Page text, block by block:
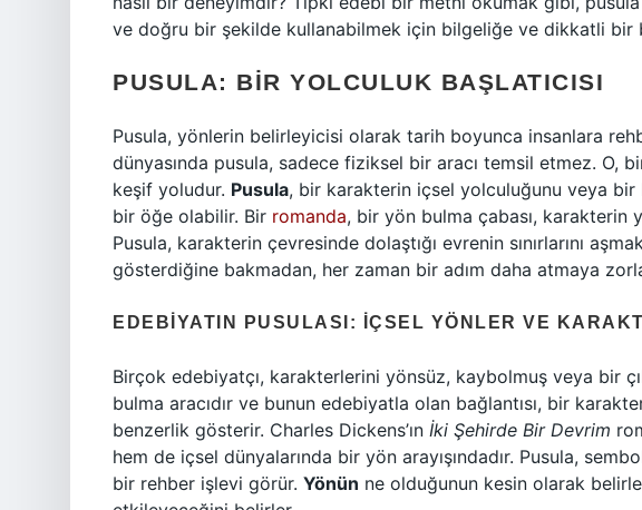
ve doğru bir şekilde kullanabilmek için bilgeliğe ve dikkatli bir
PUSULA: BIR YOLCULUK BAŞLATICISI
Pusula, yönlerin belirleyicisi olarak tarih boyunca insanlara
dünyasında pusula, sadece fiziksel bir aracı temsil etmez. O,
keşif yoludur. Pusula, bir karakterin içsel yolculuğunu veya bir
bir öğe olabilir. Bir romanda, bir yön bulma çabası, karakterin
Pusula, karakterin çevresinde dolaştığı evrenin sınırlarını
gösterdiğine bakmadan, her zaman bir adım daha atmaya
EDEBIYATIN PUSULASI: İÇSEL YÖNLER VE
Birçok edebiyatçı, karakterlerini yönsüz, kaybolmuş veya bir
bulma aracıdır ve bunun edebiyatla olan bağlantısı, bir
benzerlik gösterir. Charles Dickens’ın İki Şehirde Bir Devrim
hem de içsel dünyalarında bir yön arayışındadır. Pusula,
bir rehber işlevi görür. Yönün ne olduğunun kesin olarak